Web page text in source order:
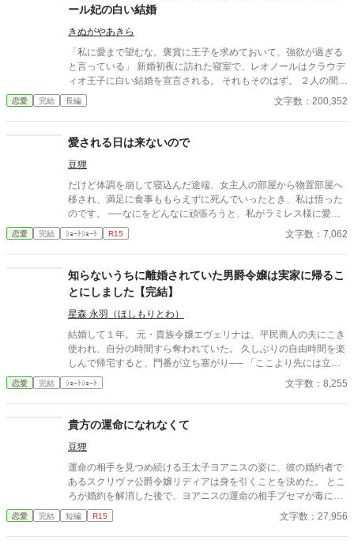
ール妃の白い結婚
きぬがやあきら
「私に愛まで望むな。褒賞に王子を求めておいて、強欲が過ぎる
と言っている」 新婚初夜に訪れた寝室で、レオノールはクラウデ
ィオ王子に白い結婚を宣言される。 それもそのはず。 ２人の間に
愛はないーーどころか、この結婚はレオノールが魔王討伐の褒美
にと国王に要求したものだった。 でも、王子を望んだレオノール
しいと願った気持ちは本物だ。 だからいくら冷遇されようが、嫌
がらせを受けようが心は揺るがない。 どこまでも逞しく、軽薄そ
うでいて賢い。どこか憎めない魅力を持ったレオノールに、やが
てクラウディオの心は……。 すれ違い、拗れる２人に愛は生まれ
るのか？ 焦ったい恋と陰謀＋バトルのラブファンタジー。
恋愛 完結 長編 文字数：200,352
愛される日は来ないので
豆狸
だけど体調を崩して寝込んだ途端、女主人の部屋から物置部屋へ
移され、満足に食事ももらえずに死んでいったとき、私は悟った
のです。 ──なにをどんなに頑張ろうと、私がラミレス様に愛さ
れる日は来ないのだと。
恋愛 完結 ｼｮｰﾄｼｮｰﾄ R15 文字数：7,062
知らないうちに離婚されていた男爵令嬢は実家に帰るこ
とにしました【完結】
星森 永羽（ほしもりとわ）
結婚して１年。 元・貴族令嬢エヴェリナは、平民商人の夫にこき
使われ、自分の時間すら奪われていた。 久しぶりの自由時間を楽
しんで帰宅すると、門番が立ち塞がり── 「ここより先には立ち
入れません」 夫が勝手に離婚届を偽造し、彼女を家から追放し
た。 さらに「不貞の証拠」として、エヴェリナのサインを悪用し
らかになったのは── ⚠️ 本作は AI の生成した文章を一部に使って
います。ご都合主義です。
恋愛 完結 ｼｮｰﾄｼｮｰﾄ 文字数：8,255
貴方の運命になれなくて
豆狸
運命の相手を見つめ続ける王太子ヨアニスの姿に、彼の婚約者で
あるスクリヴァ公爵令嬢リディアは身を引くことを決めた。 とこ
ろが婚約を解消した後で、ヨアニスの運命の相手プセマが毒に倒
れ── 「……君がそんなに私を愛していたとは知らなかったよ」
「え？」 「プセマは毒で死んだよ。ああ、驚いたような顔をしな
恋愛 完結 短編 R15 文字数：27,956